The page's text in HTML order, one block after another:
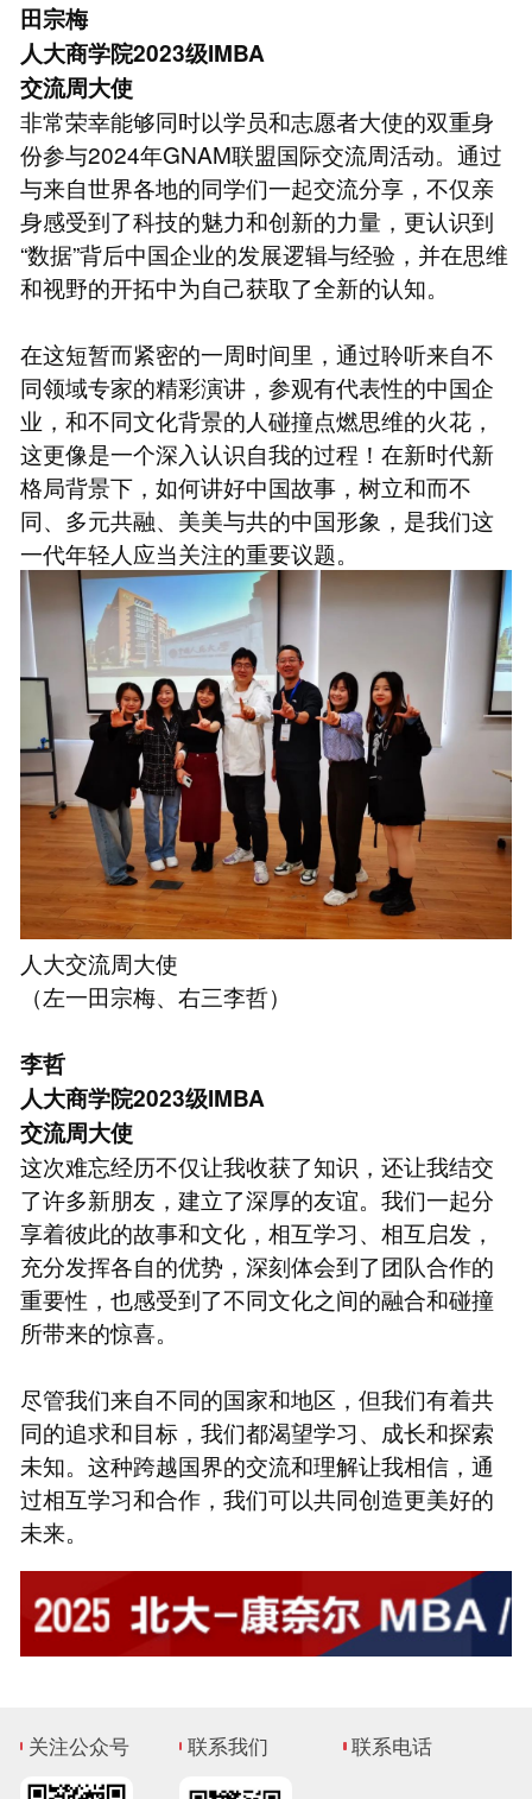
田宗梅
人大商学院2023级IMBA
交流周大使
非常荣幸能够同时以学员和志愿者大使的双重身
份参与2024年GNAM联盟国际交流周活动。通过
与来自世界各地的同学们一起交流分享，不仅亲
身感受到了科技的魅力和创新的力量，更认识到
“数据”背后中国企业的发展逻辑与经验，并在思维
和视野的开拓中为自己获取了全新的认知。
在这短暂而紧密的一周时间里，通过聆听来自不
同领域专家的精彩演讲，参观有代表性的中国企
业，和不同文化背景的人碰撞点燃思维的火花，
这更像是一个深入认识自我的过程！在新时代新
格局背景下，如何讲好中国故事，树立和而不
同、多元共融、美美与共的中国形象，是我们这
一代年轻人应当关注的重要议题。
人大交流周大使
（左一田宗梅、右三李哲）
李哲
人大商学院2023级IMBA
交流周大使
这次难忘经历不仅让我收获了知识，还让我结交
了许多新朋友，建立了深厚的友谊。我们一起分
享着彼此的故事和文化，相互学习、相互启发，
充分发挥各自的优势，深刻体会到了团队合作的
重要性，也感受到了不同文化之间的融合和碰撞
所带来的惊喜。
尽管我们来自不同的国家和地区，但我们有着共
同的追求和目标，我们都渴望学习、成长和探索
未知。这种跨越国界的交流和理解让我相信，通
过相互学习和合作，我们可以共同创造更美好的
未来。
关注公众号 联系我们 联系电话